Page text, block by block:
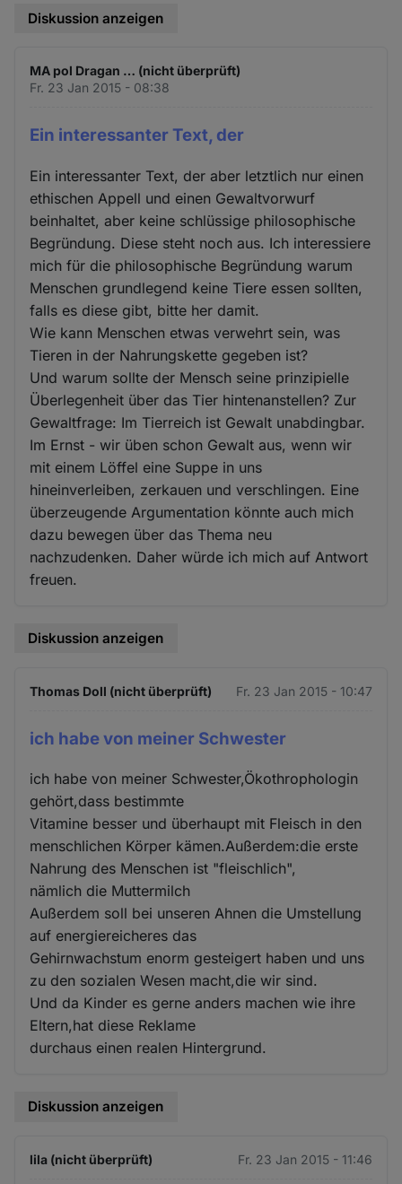
Diskussion anzeigen
MA pol Dragan … (nicht überprüft)
Fr. 23 Jan 2015 - 08:38
Ein interessanter Text, der
Ein interessanter Text, der aber letztlich nur einen
ethischen Appell und einen Gewaltvorwurf
beinhaltet, aber keine schlüssige philosophische
Begründung. Diese steht noch aus. Ich interessiere
mich für die philosophische Begründung warum
Menschen grundlegend keine Tiere essen sollten,
falls es diese gibt, bitte her damit.
Wie kann Menschen etwas verwehrt sein, was
Tieren in der Nahrungskette gegeben ist?
Und warum sollte der Mensch seine prinzipielle
Überlegenheit über das Tier hintenanstellen? Zur
Gewaltfrage: Im Tierreich ist Gewalt unabdingbar.
Im Ernst - wir üben schon Gewalt aus, wenn wir
mit einem Löffel eine Suppe in uns
hineinverleiben, zerkauen und verschlingen. Eine
überzeugende Argumentation könnte auch mich
dazu bewegen über das Thema neu
nachzudenken. Daher würde ich mich auf Antwort
freuen.
Diskussion anzeigen
Thomas Doll (nicht überprüft) Fr. 23 Jan 2015 - 10:47
ich habe von meiner Schwester
ich habe von meiner Schwester,Ökothrophologin
gehört,dass bestimmte
Vitamine besser und überhaupt mit Fleisch in den
menschlichen Körper kämen.Außerdem:die erste
Nahrung des Menschen ist "fleischlich",
nämlich die Muttermilch
Außerdem soll bei unseren Ahnen die Umstellung
auf energiereicheres das
Gehirnwachstum enorm gesteigert haben und uns
zu den sozialen Wesen macht,die wir sind.
Und da Kinder es gerne anders machen wie ihre
Eltern,hat diese Reklame
durchaus einen realen Hintergrund.
Diskussion anzeigen
lila (nicht überprüft) Fr. 23 Jan 2015 - 11:46